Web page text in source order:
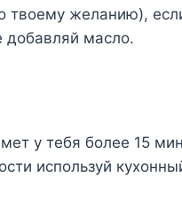
твоему желанию),
добавляй масло.
у тебя более 15
используй